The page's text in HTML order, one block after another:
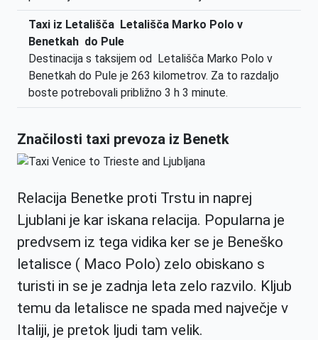
Taxi iz Letališča Letališča Marko Polo v
Benetkah do Pule
Destinacija s taksijem od Letališča Marko Polo v
Benetkah do Pule je 263 kilometrov. Za to razdaljo
boste potrebovali približno 3 h 3 minute.
Značilosti taxi prevoza iz Benetk
Relacija Benetke proti Trstu in naprej
Ljublani je kar iskana relacija. Popularna je
predvsem iz tega vidika ker se je Beneško
letalisce ( Maco Polo) zelo obiskano s
turisti in se je zadnja leta zelo razvilo. Kljub
temu da letalisce ne spada med največje v
Italiji, je pretok ljudi tam velik.